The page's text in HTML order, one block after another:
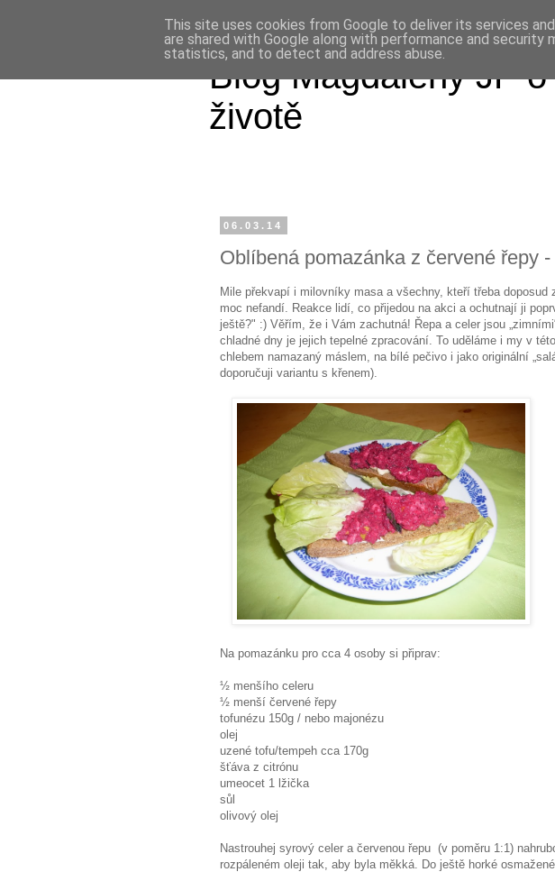
Blog Magdalény JP
životě
06.03.14
Oblíbená pomazánka z červené řepy
Mile překvapí i milovníky masa a všechny, kteří třeba doposud
moc nefandí. Reakce lidí, co přijedou na akci a ochutnají ji
ještě?" :) Věřím, že i Vám zachutná! Řepa a celer jsou
chladné dny je jejich tepelné zpracování. To uděláme i my v
chlebem namazaný máslem, na bílé pečivo i jako originální
doporučuji variantu s křenem).
Na pomazánku pro cca 4 osoby si připrav:
½ menšího celeru
½ menší červené řepy
tofunézu 150g / nebo majonézu
olej
uzené tofu/tempeh cca 170g
šťáva z citrónu
umeocet 1 lžička
sůl
olivový olej
Nastrouhej syrový celer a červenou řepu (v poměru 1:1)
rozpáleném oleji tak, aby byla měkká. Do ještě horké
This site uses cookies from Google to deliver its services
are shared with Google along with performance and
statistics, and to detect and address abuse.